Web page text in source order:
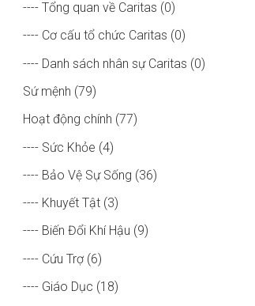
---- Tổng quan về Caritas (0)
---- Cơ cấu tổ chức Caritas (0)
---- Danh sách nhân sự Caritas (0)
Sứ mệnh (79)
Hoạt động chính (77)
---- Sức Khỏe (4)
---- Bảo Vệ Sự Sống (36)
---- Khuyết Tật (3)
---- Biến Đổi Khí Hậu (9)
---- Cứu Trợ (6)
---- Giáo Dục (18)